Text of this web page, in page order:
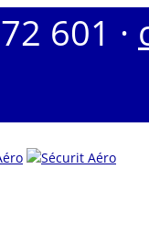
601 ·